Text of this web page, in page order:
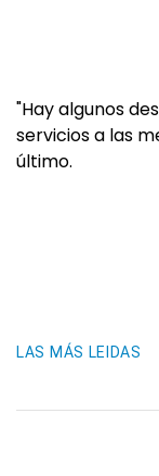
"Hay algunos
servicios a las
último.
LAS MÁS LEIDAS